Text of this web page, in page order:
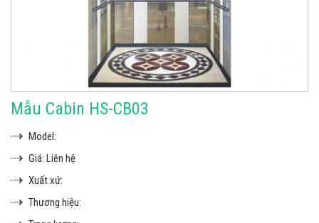
Mẫu Cabin HS-CB03
Model:
Giá: Liên hệ
Xuất xứ:
Thương hiệu: